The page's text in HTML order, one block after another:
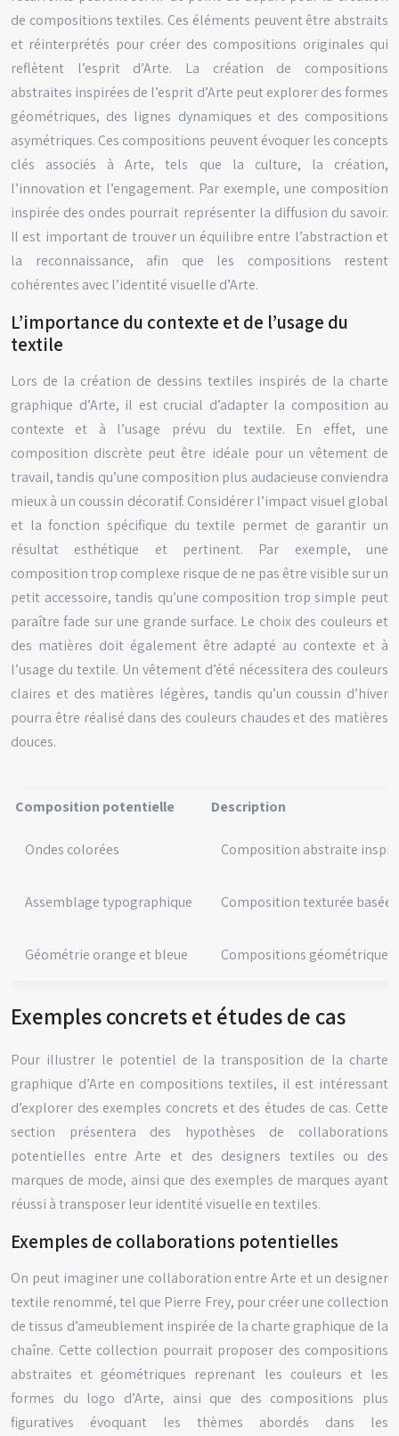
de compositions textiles. Ces éléments peuvent être abstraits
et réinterprétés pour créer des compositions originales qui
reflètent l’esprit d’Arte. La création de compositions
abstraites inspirées de l’esprit d’Arte peut explorer des formes
géométriques, des lignes dynamiques et des compositions
asymétriques. Ces compositions peuvent évoquer les concepts
clés associés à Arte, tels que la culture, la création,
l’innovation et l’engagement. Par exemple, une composition
inspirée des ondes pourrait représenter la diffusion du savoir.
Il est important de trouver un équilibre entre l’abstraction et
la reconnaissance, afin que les compositions restent
cohérentes avec l’identité visuelle d’Arte.
L’importance du contexte et de l’usage du
textile
Lors de la création de dessins textiles inspirés de la charte
graphique d’Arte, il est crucial d’adapter la composition au
contexte et à l’usage prévu du textile. En effet, une
composition discrète peut être idéale pour un vêtement de
travail, tandis qu’une composition plus audacieuse conviendra
mieux à un coussin décoratif. Considérer l’impact visuel global
et la fonction spécifique du textile permet de garantir un
résultat esthétique et pertinent. Par exemple, une
composition trop complexe risque de ne pas être visible sur un
petit accessoire, tandis qu’une composition trop simple peut
paraître fade sur une grande surface. Le choix des couleurs et
des matières doit également être adapté au contexte et à
l’usage du textile. Un vêtement d’été nécessitera des couleurs
claires et des matières légères, tandis qu’un coussin d’hiver
pourra être réalisé dans des couleurs chaudes et des matières
douces.
Composition potentielle Description
Ondes colorées Composition abstraite
Assemblage typographique Composition texturée basée
Géométrie orange et bleue Compositions
Exemples concrets et études de cas
Pour illustrer le potentiel de la transposition de la charte
graphique d’Arte en compositions textiles, il est intéressant
d’explorer des exemples concrets et des études de cas. Cette
section présentera des hypothèses de collaborations
potentielles entre Arte et des designers textiles ou des
marques de mode, ainsi que des exemples de marques ayant
réussi à transposer leur identité visuelle en textiles.
Exemples de collaborations potentielles
On peut imaginer une collaboration entre Arte et un designer
textile renommé, tel que Pierre Frey, pour créer une collection
de tissus d’ameublement inspirée de la charte graphique de la
chaîne. Cette collection pourrait proposer des compositions
abstraites et géométriques reprenant les couleurs et les
formes du logo d’Arte, ainsi que des compositions plus
figuratives évoquant les thèmes abordés dans les